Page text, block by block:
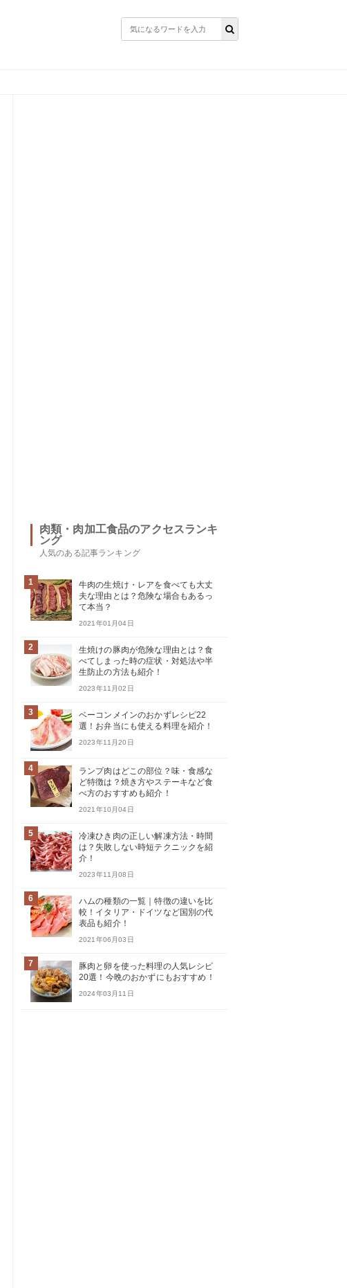
肉類・肉加工食品のアクセスランキ
ング
人気のある記事ランキング
1
牛肉の生焼け・レアを食べても大丈
夫な理由とは？危険な場合もあるっ
て本当？
2021年01月04日
2
生焼けの豚肉が危険な理由とは？食
べてしまった時の症状・対処法や半
生防止の方法も紹介！
2023年11月02日
3
ベーコンメインのおかずレシピ22
選！お弁当にも使える料理を紹介！
2023年11月20日
4
ランプ肉はどこの部位？味・食感な
ど特徴は？焼き方やステーキなど食
べ方のおすすめも紹介！
2021年10月04日
5
冷凍ひき肉の正しい解凍方法・時間
は？失敗しない時短テクニックを紹
介！
2023年11月08日
6
ハムの種類の一覧｜特徴の違いを比
較！イタリア・ドイツなど国別の代
表品も紹介！
2021年06月03日
7
豚肉と卵を使った料理の人気レシピ
20選！今晩のおかずにもおすすめ！
2024年03月11日